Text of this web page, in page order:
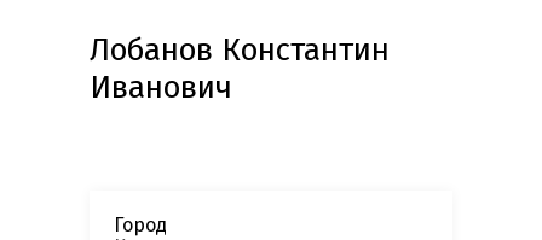
Лобанов Константин
Иванович
Город